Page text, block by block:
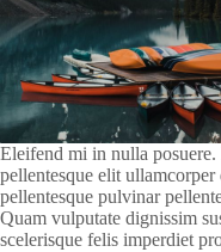
Eleifend mi in nulla
pellentesque elit
pellentesque pulvinar
Quam vulputate dignissim
scelerisque felis imperdiet